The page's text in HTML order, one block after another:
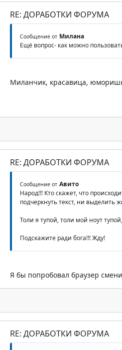
RE: ДОРАБОТКИ ФОРУМА
Сообщение от Милана
Ещё вопрос- как можно
Миланчик, красавица,
RE: ДОРАБОТКИ ФОРУМА
Сообщение от Авито
Народ!!! Кто скажет, что
подчеркнуть текст, ни
Толи я тупой, толи мой ноут
Подскажите ради бога!!! Жду!
Я бы попробовал браузер
RE: ДОРАБОТКИ ФОРУМА